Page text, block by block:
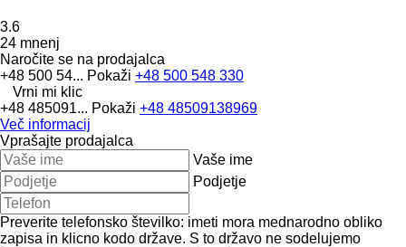
3.6
24 mnenj
Naročite se na prodajalca
+48 500 54... Pokaži +48 500 548 330
Vrni mi klic
+48 485091... Pokaži +48 48509138969
Več informacij
Vprašajte prodajalca
Vaše ime
Podjetje
Preverite telefonsko številko: imeti mora mednarodno obliko
zapisa in klicno kodo države. S to državo ne sodelujemo